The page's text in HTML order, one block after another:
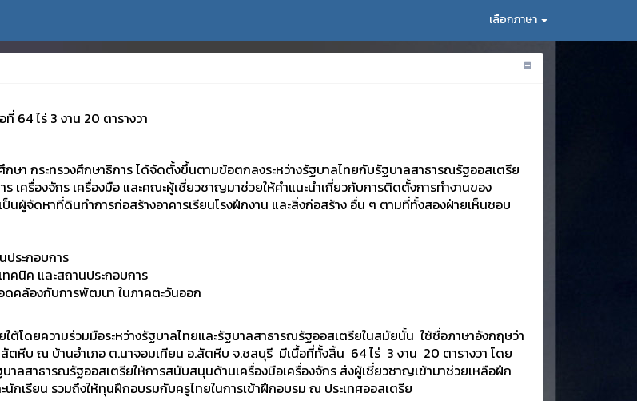
เลือกภาษา
64 ไร่ 3 งาน 20 ตารางวา
ระทรวงศึกษาธิการ ได้จัดตั้งขึ้นตามข้อตกลงระหว่างรัฐบาลไทยกับรัฐบาลสาธารณรัฐออสเตรีย
ร เครื่องจักร เครื่องมือ และคณะผู้เชี่ยวชาญมาช่วยให้คำแนะนำเกี่ยวกับการติดตั้งการทำงานของ
ผู้จัดหาที่ดินทำการก่อสร้างอาคารเรียนโรงฝึกงาน และสิ่งก่อสร้าง อื่น ๆ ตามที่ทั้งสองฝ่ายเห็นชอบ
ระกอบการ
นิค และสถานประกอบการ
ล้องกับการพัฒนา ในภาคตะวันออก
ดยความร่วมมือระหว่างรัฐบาลไทยและรัฐบาลสาธารณรัฐออสเตรียในสมัยนั้น ใช้ชื่อภาษาอังกฤษว่า
ตหีบ ณ บ้านอำเภอ ต.นาจอมเทียน อ.สัตหีบ จ.ชลบุรี มีเนื้อที่ทั้งสิ้น 64 ไร่ 3 งาน 20 ตารางวา โดย
าลสาธารณรัฐออสเตรียให้การสนับสนุนด้านเครื่องมือเครื่องจักร ส่งผู้เชี่ยวชาญเข้ามาช่วยเหลือฝึก
นักเรียน รวมถึงให้ทุนฝึกอบรมกับครูไทยในการเข้าฝึกอบรม ณ ประเทศออสเตรีย